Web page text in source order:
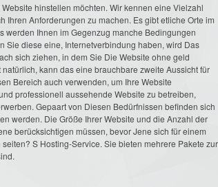
hinstellen möchten. Wir kennen eine Vielzahl
Ihren Anforderungen zu machen. Es gibt etliche Orte im
werden Ihnen im Gegenzug manche Bedingungen
Sie diese eine, Internetverbindung haben, wird Das
sich ziehen, in dem Sie Die Website ohne geld
kann das eine brauchbare zweite Aussicht für
Bereich auch verwenden, um Ihre Website
professionell aussehende Website zu betreiben,
Gepaart von Diesen Bedürfnissen befinden sich
werden. Die Größe Ihrer Website und die Anzahl der
berücksichtigen müssen, bevor Jene sich für einem
S Hosting-Service. Sie bieten mehrere Pakete zur